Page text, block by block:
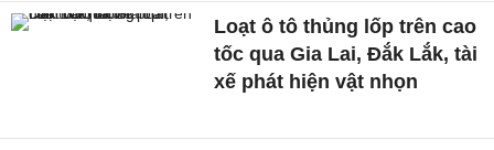
Loạt ô tô thủng lốp trên cao
tốc qua Gia Lai, Đắk Lắk, tài
xế phát hiện vật nhọn